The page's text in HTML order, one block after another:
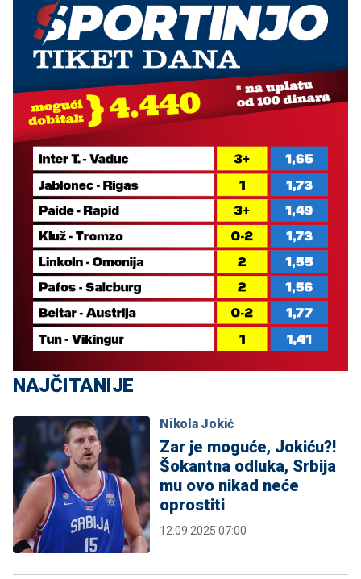
NAJČITANIJE
Nikola Jokić
Zar je moguće, Jokiću?!
Šokantna odluka, Srbija
mu ovo nikad neće
oprostiti
12.09.2025 07:00